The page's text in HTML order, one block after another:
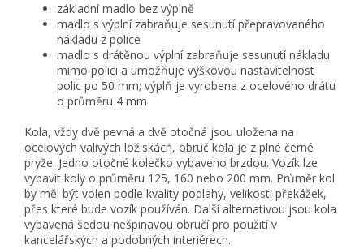
základní madlo bez výplně
madlo s výplní zabraňuje sesunutí přepravovaného
nákladu z police
madlo s drátěnou výplní zabraňuje sesunutí nákladu
mimo polici a umožňuje výškovou nastavitelnost
polic po 50 mm; výplň je vyrobena z ocelového drátu
o průměru 4 mm
Kola, vždy dvě pevná a dvě otočná jsou uložena na
ocelových valivých ložiskách, obruč kola je z plné černé
pryže. Jedno otočné kolečko vybaveno brzdou. Vozík lze
vybavit koly o průměru 125, 160 nebo 200 mm. Průměr kol
by měl být volen podle kvality podlahy, velikosti překážek,
přes které bude vozík používán. Další alternativou jsou kola
vybavená šedou nešpinavou obručí pro použití v
kancelářských a podobných interiérech.